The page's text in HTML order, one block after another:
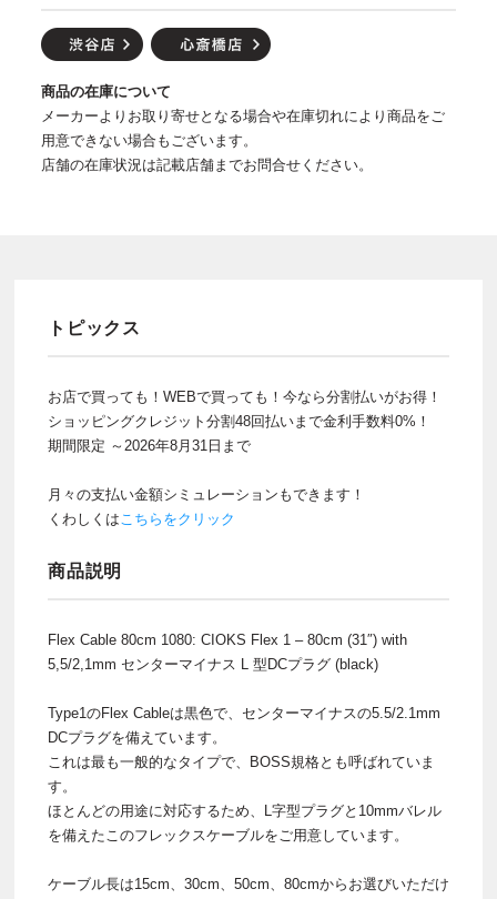
商品の在庫について
メーカーよりお取り寄せとなる場合や在庫切れにより商品をご
用意できない場合もございます。
店舗の在庫状況は記載店舗までお問合せください。
トピックス
お店で買っても！WEBで買っても！今なら分割払いがお得！
ショッピングクレジット分割48回払いまで金利手数料0%！
期間限定 ～2026年8月31日まで
月々の支払い金額シミュレーションもできます！
くわしくはこちらをクリック
商品説明
Flex Cable 80cm 1080: CIOKS Flex 1 – 80cm (31″) with
5,5/2,1mm センターマイナス L 型DCプラグ (black)
Type1のFlex Cableは黒色で、センターマイナスの5.5/2.1mm
DCプラグを備えています。
これは最も一般的なタイプで、BOSS規格とも呼ばれていま
す。
ほとんどの用途に対応するため、L字型プラグと10mmバレル
を備えたこのフレックスケーブルをご用意しています。
ケーブル長は15cm、30cm、50cm、80cmからお選びいただけ